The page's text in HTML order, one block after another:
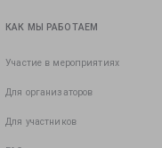
КАК МЫ РАБОТАЕМ
Участие в мероприятиях
Для организаторов
Для участников